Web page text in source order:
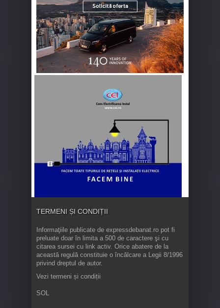
TERMENI ȘI CONDIȚII
Informaţiile publicate de expressdebanat.ro pot fi
preluate doar în limita a 500 de caractere şi cu
citarea sursei cu link activ. Orice abatere de la
această regulă constituie o încălcare a Legii 8/1996
privind dreptul de autor.
Vezi termeni și condiții
SOL